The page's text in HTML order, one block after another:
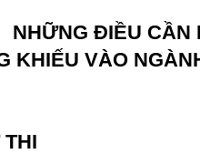
NHỮNG ĐIỀU CẦN
KHIẾU VÀO